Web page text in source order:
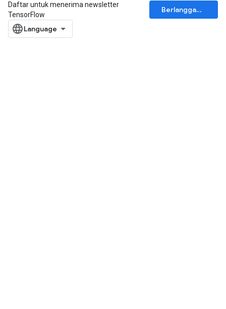
Daftar untuk menerima newsletter
TensorFlow
Berlangganan